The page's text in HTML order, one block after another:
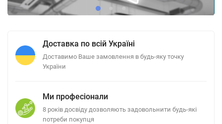
Доставка по всій Україні
Доставимо Ваше замовлення в будь-яку точку
України
Ми професіонали
8 років досвіду дозволяють задовольнити будь-які
потреби покупця